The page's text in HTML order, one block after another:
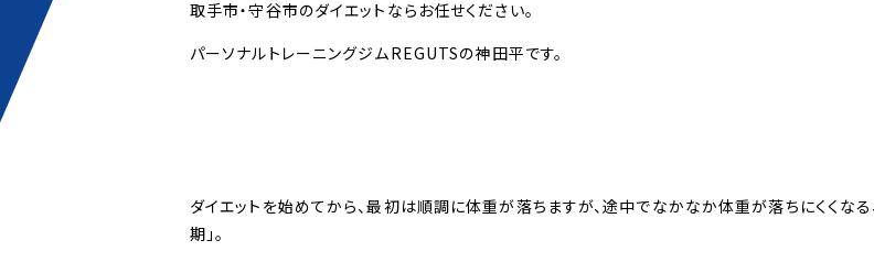
取手市・守谷市のダイエットならお任せください。
パーソナルトレーニングジムREGUTSの神田平です。
ダイエットを始めてから、最初は順調に体重が落ちますが、途中でなかなか体重が落ちにくくなる
期」。